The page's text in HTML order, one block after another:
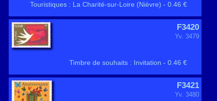
Touristiques : La Charité-sur-Loire (Nièvre) - 0.46 €
F3420
Yv. 3479
Timbre de souhaits : Invitation - 0.46 €
F3421
Yv. 3480